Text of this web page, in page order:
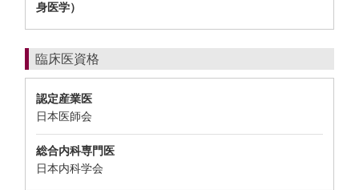
身医学）
臨床医資格
認定産業医
日本医師会
総合内科専門医
日本内科学会